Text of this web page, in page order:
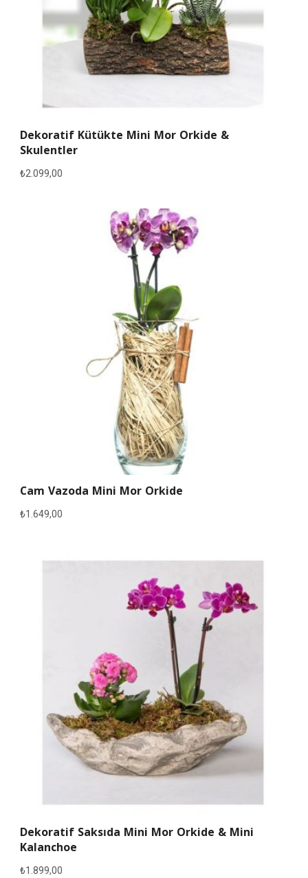
Dekoratif Kütükte Mini Mor Orkide &
Skulentler
₺2.099,00
Cam Vazoda Mini Mor Orkide
₺1.649,00
Dekoratif Saksıda Mini Mor Orkide & Mini
Kalanchoe
₺1.899,00